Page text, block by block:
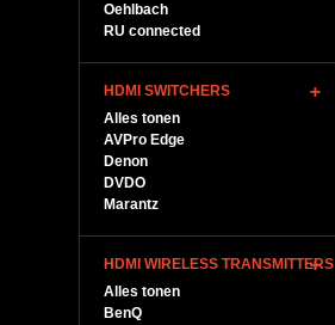
Oehlbach
RU connected
HDMI SWITCHERS
Alles tonen
AVPro Edge
Denon
DVDO
Marantz
HDMI WIRELESS TRANSMITTERS
Alles tonen
BenQ